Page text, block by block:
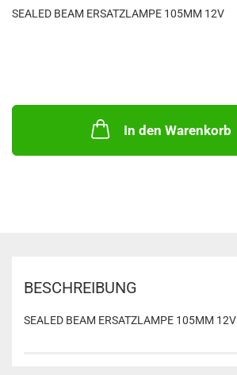
SEALED BEAM ERSATZLAMPE 105MM 12V
In den Warenkorb
BESCHREIBUNG
SEALED BEAM ERSATZLAMPE 105MM 12V